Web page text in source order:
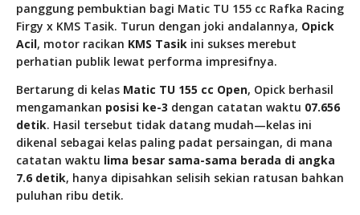
panggung pembuktian bagi Matic TU 155 cc Rafka Racing
Firgy x KMS Tasik. Turun dengan joki andalannya, Opick
Acil, motor racikan KMS Tasik ini sukses merebut
perhatian publik lewat performa impresifnya.
Bertarung di kelas Matic TU 155 cc Open, Opick berhasil
mengamankan posisi ke-3 dengan catatan waktu 07.656
detik. Hasil tersebut tidak datang mudah—kelas ini
dikenal sebagai kelas paling padat persaingan, di mana
catatan waktu lima besar sama-sama berada di angka
7.6 detik, hanya dipisahkan selisih sekian ratusan bahkan
puluhan ribu detik.